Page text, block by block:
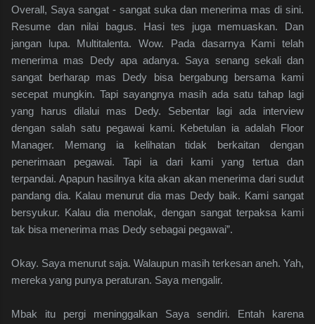
Overall, Saya sangat - sangat suka dan menerima mas di sini.
Resume dan nilai bagus. Hasi tes juga memuaskan. Dan
jangan lupa. Multitalenta. Wow. Pada dasarnya Kami telah
menerima mas Dedy apa adanya. Saya senang sekali dan
sangat berharap mas Dedy bisa bergabung bersama kami
secepat mungkin. Tapi sayangnya masih ada satu tahap lagi
yang harus dilalui mas Dedy. Sebentar lagi ada interview
dengan salah satu pegawai kami. Kebetulan ia adalah Floor
Manager. Memang ia kelihatan tidak berkaitan dengan
penerimaan pegawai. Tapi ia dari kami yang tertua dan
terpandai. Apapun hasilnya kita akan akan menerima dari sudut
pandang dia. Kalau menurut dia mas Dedy baik. Kami sangat
bersyukur. Kalau dia menolak, dengan sangat terpaksa kami
tak bisa menerima mas Dedy sebagai pegawai”.
Okay. Saya menurut saja. Walaupun masih terkesan aneh. Yah,
mereka yang punya peraturan. Saya mengalir.
Mbak itu pergi meninggalkan Saya sendiri. Entah karena